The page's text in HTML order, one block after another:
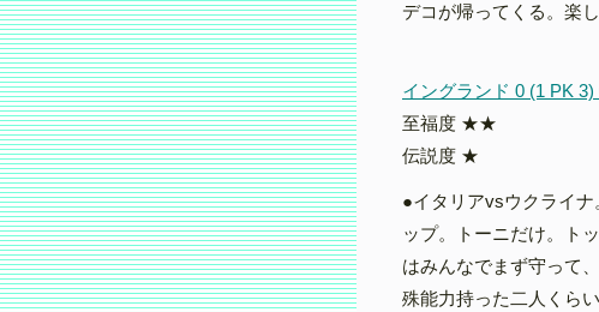
デコが帰ってくる。楽し
イングランド 0 (1 PK
至福度 ★★
伝説度 ★
●イタリアvsウクライ
ップ。トーニだけ。ト
はみんなでまず守って
殊能力持った二人くら